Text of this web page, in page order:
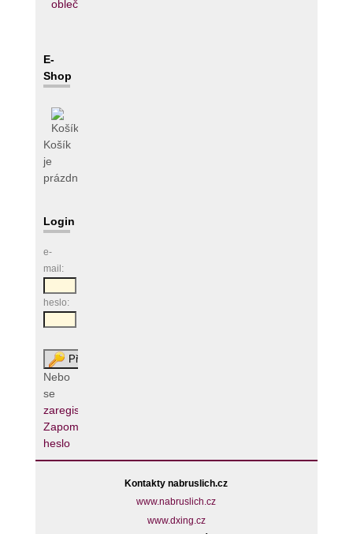
E-
Shop
Košík
je
prázdný
Login
e-
mail:
heslo:
Nebo
se
zaregistrujte
Zapomenuté
heslo
Kontakty nabruslich.cz
www.nabruslich.cz
www.dxing.cz